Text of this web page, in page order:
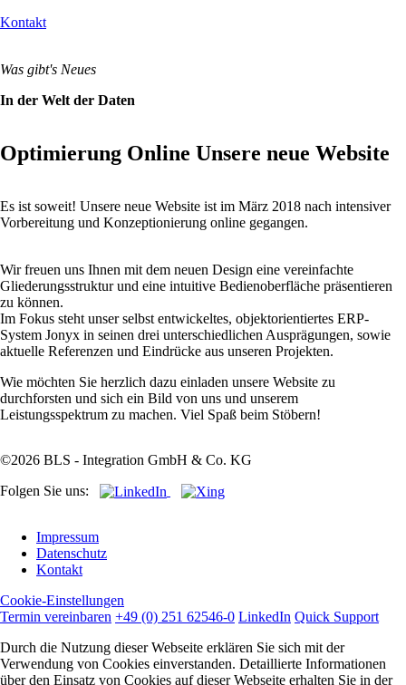
Kontakt
Was gibt's Neues
In der Welt der Daten
Optimierung Online Unsere neue Website
Es ist soweit! Unsere neue Website ist im März 2018 nach intensiver
Vorbereitung und Konzeptionierung online gegangen.
Wir freuen uns Ihnen mit dem neuen Design eine vereinfachte
Gliederungsstruktur und eine intuitive Bedienoberfläche präsentieren
zu können.
Im Fokus steht unser selbst entwickeltes, objektorientiertes ERP-
System Jonyx in seinen drei unterschiedlichen Ausprägungen, sowie
aktuelle Referenzen und Eindrücke aus unseren Projekten.
Wie möchten Sie herzlich dazu einladen unsere Website zu
durchforsten und sich ein Bild von uns und unserem
Leistungsspektrum zu machen. Viel Spaß beim Stöbern!
©2026 BLS - Integration GmbH & Co. KG
Folgen Sie uns:
überspringen
Impressum
Datenschutz
Kontakt
Cookie-Einstellungen
Termin vereinbaren +49 (0) 251 62546-0 LinkedIn Quick Support
Durch die Nutzung dieser Webseite erklären Sie sich mit der
Verwendung von Cookies einverstanden. Detaillierte Informationen
über den Einsatz von Cookies auf dieser Webseite erhalten Sie in der